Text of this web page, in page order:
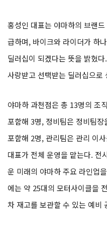
홍성인 대표는 야마하의 브랜
급하며, 바이크와 라이더가 하
딜러십이 되겠다는 뜻을 밝혔
사랑받고 선택받는 딜러십으로
야마하 과천점은 총 13명의 조
포함해 3명, 정비팀은 정비팀
포함해 2명, 관리팀은 관리 이
대표가 전체 운영을 맡는다. 전
운 미래의 야마하 주요 라인업
에는 약 25대의 모터사이클을
차 재고를 보관할 수 있는 예비